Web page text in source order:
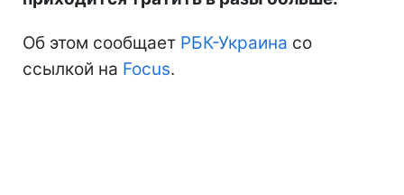
Об этом сообщает РБК-Украина со
ссылкой на Focus.